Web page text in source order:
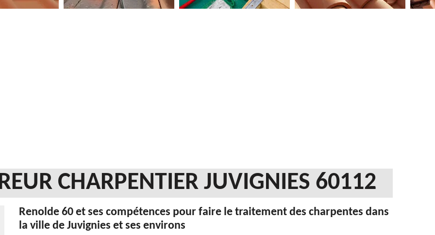
CHARPENTIER JUVIGNIES 60112
Renolde 60 et ses compétences pour faire le traitement des charpentes dans
la ville de Juvignies et ses environs